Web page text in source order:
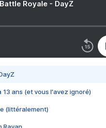
Royale - DayZ
13 ans (et vous l'avez ignoré)
(littéralement)